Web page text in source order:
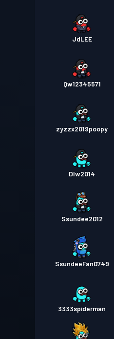
JdLEE
Qw12345571
zyzzx2019poopy
Dlw2014
Ssundee2012
SsundeeFan0749
3333spiderman